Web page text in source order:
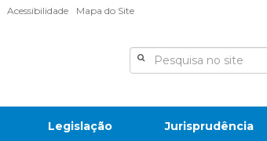
Acessibilidade Mapa do Site
Legislação Jurisprudência